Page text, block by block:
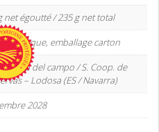
net égoutté / 235 g net total
métallique, emballage carton
del campo / S. Coop. de
– Lodosa (ES / Navarra)
2028